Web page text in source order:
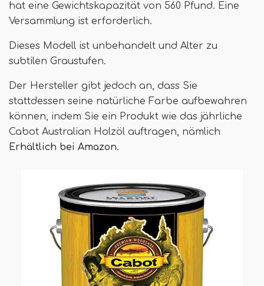
hat eine Gewichtskapazität von 560 Pfund. Eine
Versammlung ist erforderlich.
Dieses Modell ist unbehandelt und Alter zu
subtilen Graustufen.
Der Hersteller gibt jedoch an, dass Sie
stattdessen seine natürliche Farbe aufbewahren
können, indem Sie ein Produkt wie das jährliche
Cabot Australian Holzöl auftragen, nämlich
Erhältlich bei Amazon.